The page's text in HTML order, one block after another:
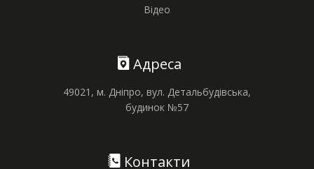
Відео
Адреса
49021, м. Дніпро, вул. Детальбудівська,
будинок №57
Контакти